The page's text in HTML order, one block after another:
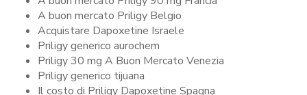
A buon mercato Priligy Belgio
Acquistare Dapoxetine Israele
Priligy generico aurochem
Priligy 30 mg A Buon Mercato Venezia
Priligy generico tijuana
Il costo di Priligy Dapoxetine Spagna